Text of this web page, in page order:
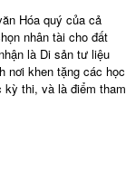
Hóa quý của cả
nhân tài cho đất
là Di sản tư liệu
nơi khen tặng các học
thi, và là điểm tham